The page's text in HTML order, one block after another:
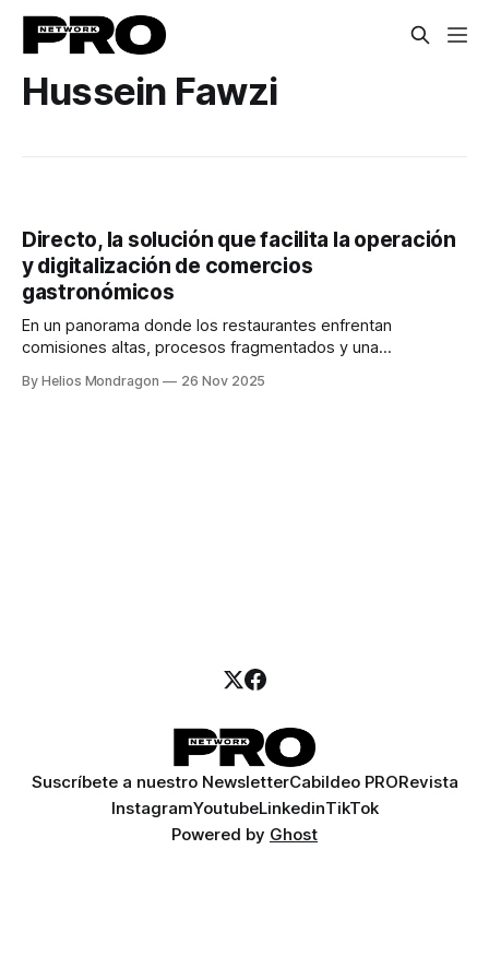
Hussein Fawzi
Directo, la solución que facilita la operación
y digitalización de comercios
gastronómicos
En un panorama donde los restaurantes enfrentan
comisiones altas, procesos fragmentados y una
surge como una propuesta fresca y necesaria para el
By Helios Mondragon 26 Nov 2025
Suscríbete a nuestro NewsletterCabildeo PRORevista
InstagramYoutubeLinkedinTikTok
Powered by Ghost